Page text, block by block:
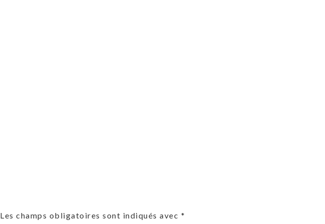
Les champs obligatoires sont indiqués avec *